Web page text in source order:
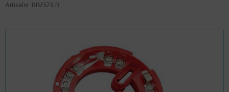
Artikelnr. BIM579.B